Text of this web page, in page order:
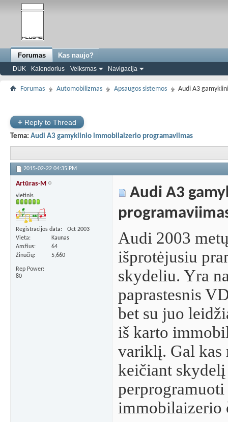
Forumas
DUK Kalendorius Veiksmas Navigacija
Kas naujo?
Forumas Automobilizmas Apsaugos sistemos Audi A3
+ Reply to Thread
Tema: Audi A3 gamyklinio immobilaizerio programaviimas
2015-02-22 04:35 PM
Artūras-M
vietinis
Registracijos data
Oct 2003
Vieta
Kaunas
Amžius
64
Žinučių
5,660
Rep Power
80
Audi A3
Audi 2003
išprotėjusiu
skydeliu. Yra
paprastesnis
bet su juo
iš karto
variklį. Gal kas
keičiant
perprogramuoti
immobilaizerio